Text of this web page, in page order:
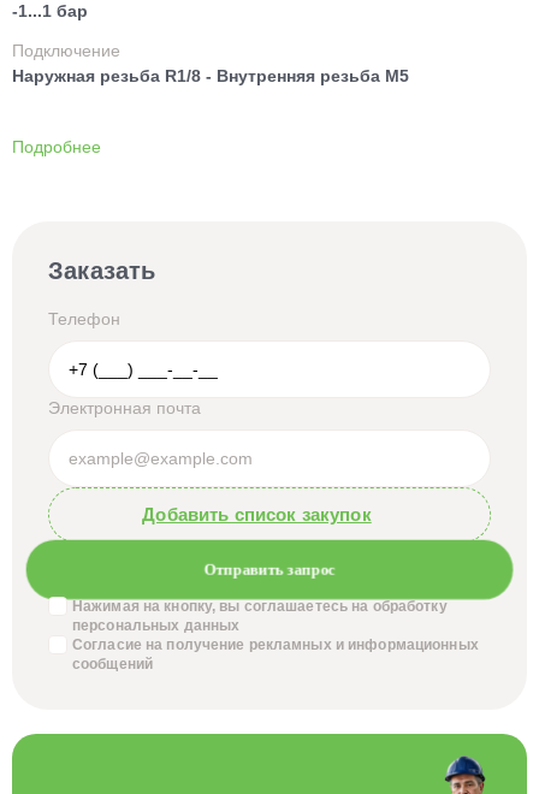
-1...1 бар
Подключение
Наружная резьба R1/8 - Внутренняя резьба M5
Подробнее
Заказать
Телефон
Электронная почта
Добавить список закупок
Отправить запрос
Нажимая на кнопку, вы соглашаетесь на обработку
персональных данных
Согласие на получение рекламных и информационных
сообщений